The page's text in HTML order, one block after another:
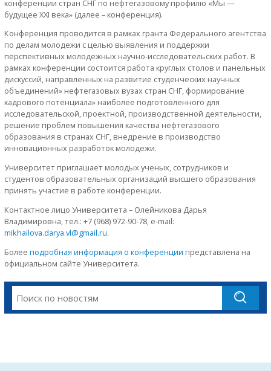
конференции стран СНГ по нефтегазовому профилю «Мы —
будущее XXI века» (далее – конференция).
Конференция проводится в рамках гранта Федерального агентства
по делам молодежи с целью выявления и поддержки
перспективных молодежных научно-исследовательских работ. В
рамках конференции состоится работа круглых столов и панельных
дискуссий, направленных на развитие студенческих научных
объединений» нефтегазовых вузах стран СНГ, формирование
кадрового потенциала» наиболее подготовленного для
исследовательской, проектной, производственной деятельности,
решение проблем повышения качества нефтегазового
образования в странах СНГ, внедрение в производство
инновационных разработок молодежи.
Университет приглашает молодых ученых, сотрудников и
студентов образовательных организаций высшего образования
принять участие в работе конференции.
Контактное лицо Университета – Олейникова Дарья
Владимировна, тел.: +7 (968) 972-90-78, e-mail:
mikhailova.darya.vl@gmail.ru.
Более подробная информация о конференции представлена на
официальном сайте Университета.